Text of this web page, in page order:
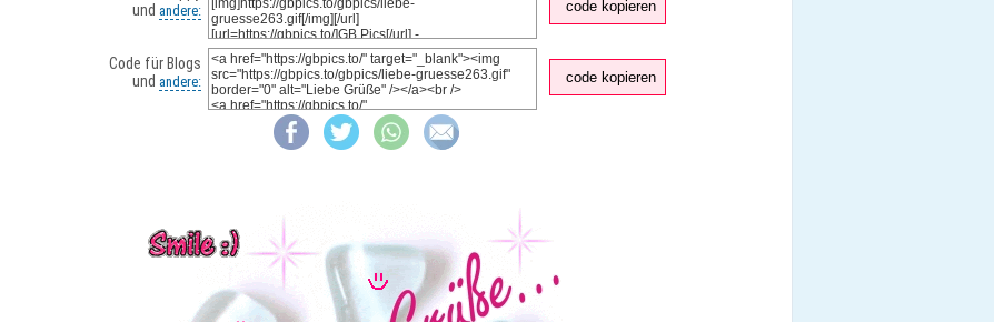
und andere: code kopieren
Code für Blogs
und andere: code kopieren